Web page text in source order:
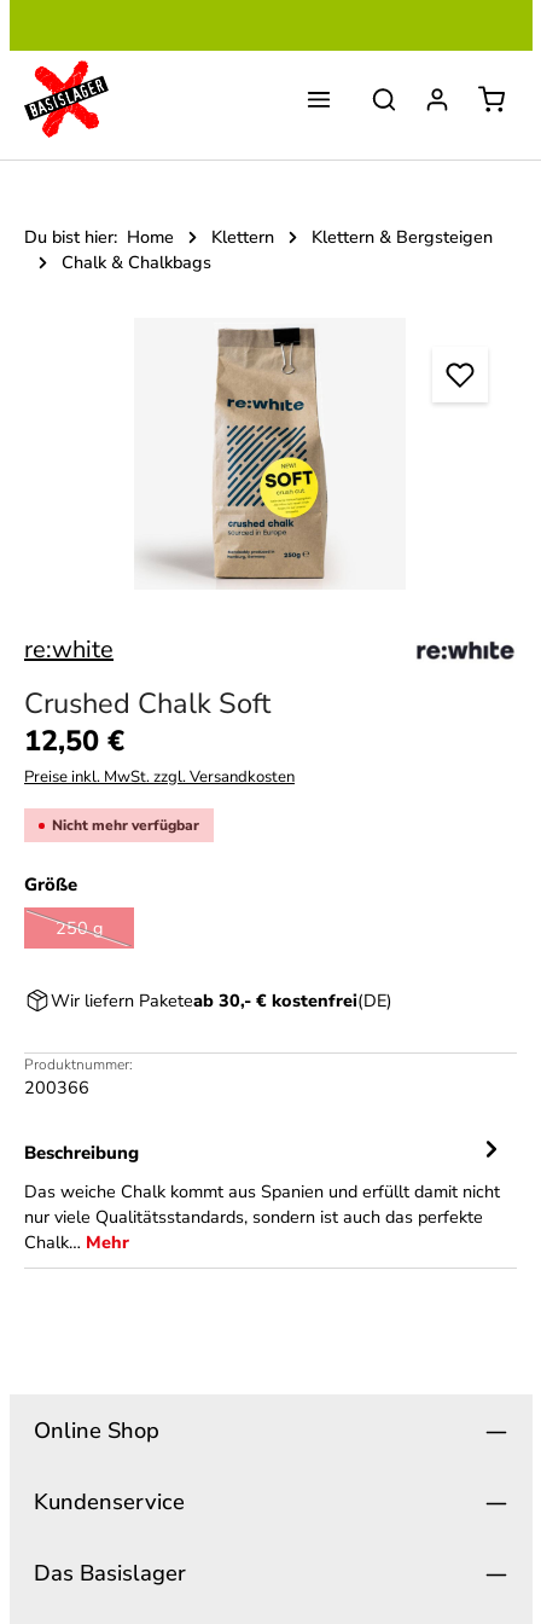
Du bist hier: Home Klettern
Klettern & Bergsteigen
Chalk & Chalkbags
Bildergalerie überspringen
re:white
Crushed Chalk Soft
Regulärer Preis:
12,50 €
Preise inkl. MwSt. zzgl. Versandkosten
Nicht mehr verfügbar
Größeauswählen
250 g
(Diese Option ist zurzeit nicht verfügbar.)
Wir liefern Paketeab 30,- € kostenfrei(DE)
Produktnummer:
200366
Beschreibung
Das weiche Chalk kommt aus Spanien und erfüllt damit nicht
nur viele Qualitätsstandards, sondern ist auch das perfekte
Chalk… Mehr
Online Shop
Kundenservice
Das Basislager